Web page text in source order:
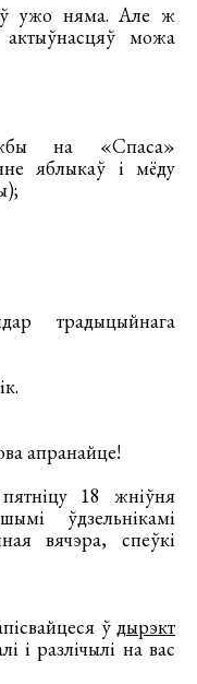
ужо няма. Але ж
можа
на «Спаса»
яблыкаў і мёду
традыцыйнага
апранайце!
18 жніўня
ўдзельнікамі
вячэра, спеўкі
ў дырэкт
і разлічылі на вас